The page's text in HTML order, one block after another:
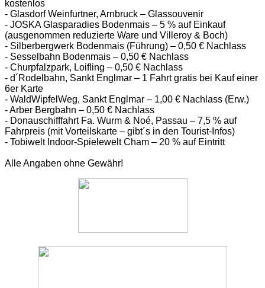
kostenlos
- Glasdorf Weinfurtner, Arnbruck – Glassouvenir
- JOSKA Glasparadies Bodenmais – 5 % auf Einkauf
(ausgenommen reduzierte Ware und Villeroy & Boch)
- Silberbergwerk Bodenmais (Führung) – 0,50 € Nachlass
- Sesselbahn Bodenmais – 0,50 € Nachlass
- Churpfalzpark, Loifling – 0,50 € Nachlass
- d´Rodelbahn, Sankt Englmar – 1 Fahrt gratis bei Kauf einer
6er Karte
- WaldWipfelWeg, Sankt Englmar – 1,00 € Nachlass (Erw.)
- Arber Bergbahn – 0,50 € Nachlass
- Donauschifffahrt Fa. Wurm & Noé, Passau – 7,5 % auf
Fahrpreis (mit Vorteilskarte – gibt´s in den Tourist-Infos)
- Tobiwelt Indoor-Spielewelt Cham – 20 % auf Eintritt
Alle Angaben ohne Gewähr!